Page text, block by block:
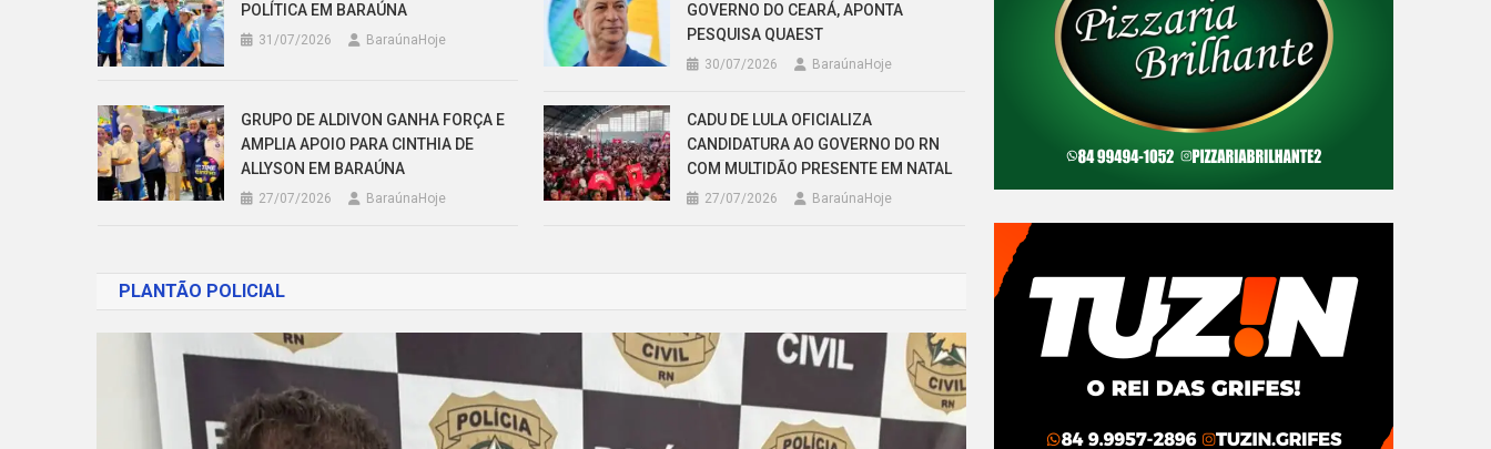
POLÍTICA EM BARAÚNA
31/07/2026 BaraúnaHoje
GOVERNO DO CEARÁ, APONTA
PESQUISA QUAEST
30/07/2026 BaraúnaHoje
GRUPO DE ALDIVON GANHA FORÇA E
AMPLIA APOIO PARA CINTHIA DE
ALLYSON EM BARAÚNA
27/07/2026 BaraúnaHoje
CADU DE LULA OFICIALIZA
CANDIDATURA AO GOVERNO DO RN
COM MULTIDÃO PRESENTE EM NATAL
27/07/2026 BaraúnaHoje
PLANTÃO POLICIAL